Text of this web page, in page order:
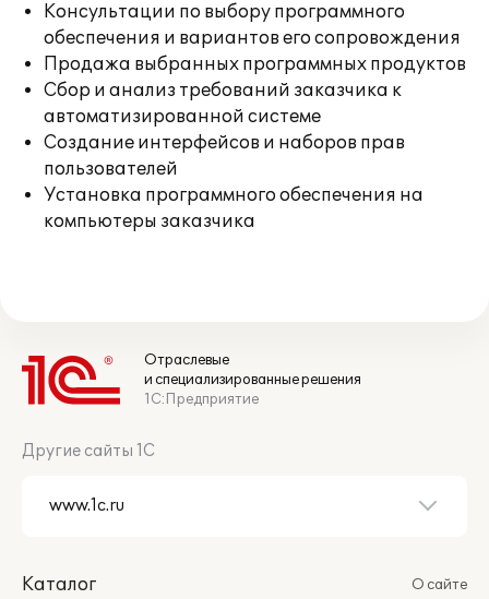
Консультации по выбору программного
обеспечения и вариантов его сопровождения
Продажа выбранных программных продуктов
Сбор и анализ требований заказчика к
автоматизированной системе
Создание интерфейсов и наборов прав
пользователей
Установка программного обеспечения на
компьютеры заказчика
Отраслевые
и специализированные решения
1С:Предприятие
Другие сайты 1С
Каталог
О сайте